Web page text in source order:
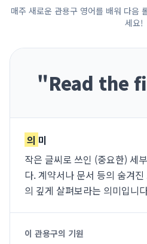
매주 새로운 관용구 영어를 배워 다음
세요!
"Read the
의 미
작은 글씨로 쓰인 (중요한) 세
다. 계약서나 문서 등의 숨겨
의 깊게 살펴보라는 의미입니
이 관용구의 기원